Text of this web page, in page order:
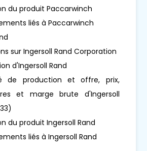
du produit Paccarwinch
liés à Paccarwinch
sur Ingersoll Rand Corporation
d'Ingersoll Rand
de production et offre, prix,
et marge brute d'Ingersoll
du produit Ingersoll Rand
liés à Ingersoll Rand